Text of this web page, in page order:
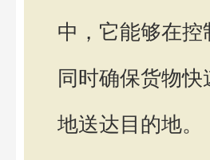
中，它能够在控
同时确保货物快
地送达目的地。